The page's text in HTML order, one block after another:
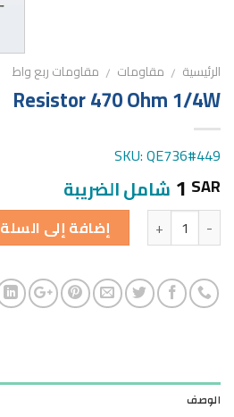
الرئيسية / مقاومات / مقاومات ربع واط
Resistor 470 Ohm 1/4W
SKU: QE736#449
1 SAR شامل الضريبة
الكمية إضافة إلى السلة
الوصف